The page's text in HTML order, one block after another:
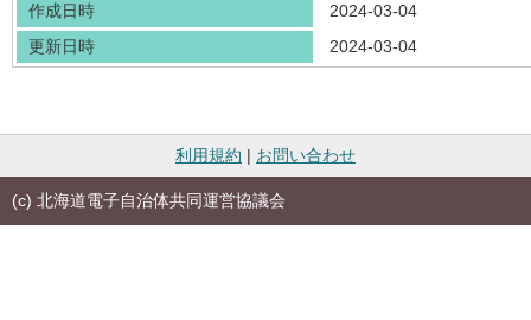
作成日時
2024-03-04
更新日時
2024-03-04
利用規約 | お問い合わせ
(c) 北海道電子自治体共同運営協議会